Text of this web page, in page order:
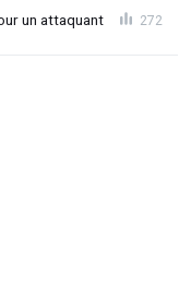
un attaquant 272